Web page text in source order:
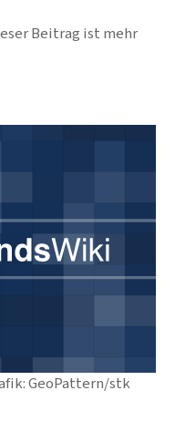
GeoPattern/stk
Beitrag ist mehr